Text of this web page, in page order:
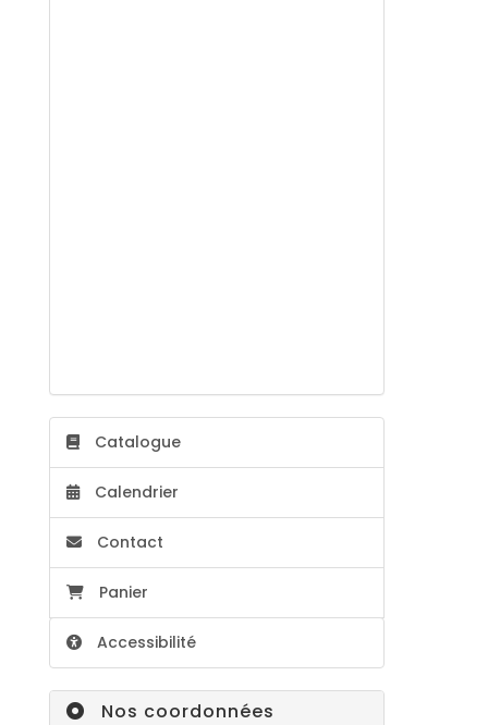
Catalogue
Calendrier
Contact
Panier
Accessibilité
Nos coordonnées